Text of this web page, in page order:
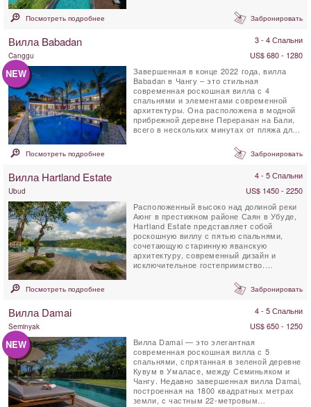
Посмотреть подробнее Забронировать
Вилла Babadan 3 - 4 Спальни
Canggu US$ 680 - 1280
NEW
Завершенная в конце 2022 года, вилла
Babadan в Чангу – это стильная
современная роскошная вилла с 4
спальнями и элементами современной
архитектуры. Она расположена в модной
прибрежной деревне Переранан на Бали,
всего в нескольких минутах от пляжа для
Посмотреть подробнее Забронировать
Вилла Hartland Estate 4 - 5 Спальни
Ubud
US$ 1450 - 2250
Расположенный высоко над долиной реки
Аюнг в престижном районе Саян в Убуде,
Hartland Estate представляет собой
роскошную виллу с пятью спальнями,
сочетающую старинную яванскую
архитектуру, современный дизайн и
исключительное гостеприимство.
Посмотреть подробнее Забронировать
Вилла Damai 4 - 5 Спальни
Seminyak US$ 650 - 1250
NEW
Вилла Damai — это элегантная
современная роскошная вилла с 5
спальнями, спрятанная в зеленой деревне
Кувум в Умаласе, между Семиньяком и
Чангу. Недавно завершенная вилла Damai,
построенная на 1800 квадратных метрах
земли, с частным 22-метровым